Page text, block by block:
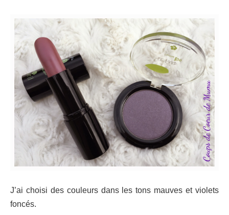
J’ai choisi des couleurs dans les tons mauves et violets
foncés.